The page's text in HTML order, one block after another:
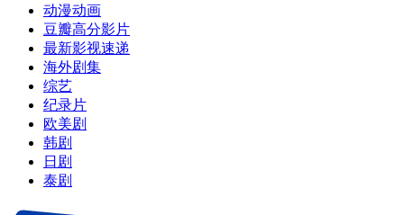
动漫动画
豆瓣高分影片
最新影视速递
海外剧集
综艺
纪录片
欧美剧
韩剧
日剧
泰剧